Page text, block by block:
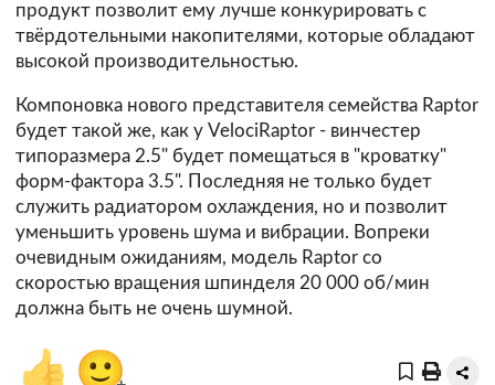
продукт позволит ему лучше конкурировать с
твёрдотельными накопителями, которые обладают
высокой производительностью.
Компоновка нового представителя семейства Raptor
будет такой же, как у VelociRaptor - винчестер
типоразмера 2.5" будет помещаться в "кроватку"
форм-фактора 3.5". Последняя не только будет
служить радиатором охлаждения, но и позволит
уменьшить уровень шума и вибрации. Вопреки
очевидным ожиданиям, модель Raptor со
скоростью вращения шпинделя 20 000 об/мин
должна быть не очень шумной.
👍 🙂